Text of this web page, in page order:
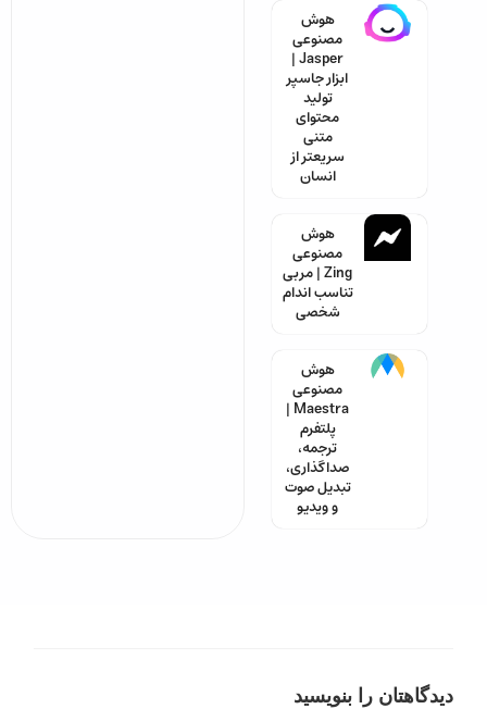
هوش
مصنوعی
Jasper |
ابزار جاسپر
تولید
محتوای
متنی
سریعتر از
انسان
هوش
مصنوعی
Zing | مربی
تناسب اندام
شخصی
هوش
مصنوعی
Maestra |
پلتفرم
ترجمه،
صداگذاری،
تبدیل صوت
و ویدیو
دیدگاهتان را بنویسید